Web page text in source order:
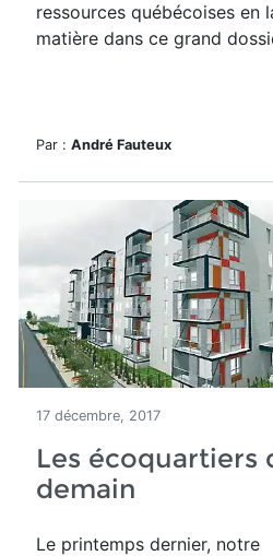
ressources québécoises en
matière dans ce grand
Par : André Fauteux
17 décembre, 2017
Les écoquartiers
demain
Le printemps dernier, notre